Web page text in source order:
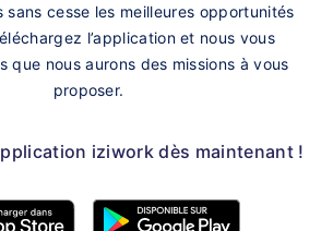
sans cesse les meilleures opportunités
l’application et nous vous
que nous aurons des missions à vous
proposer.
iziwork dès maintenant !